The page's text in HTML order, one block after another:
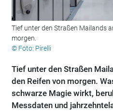
Tief unter den Straßen Mailands
morgen.
© Foto: Pirelli
Tief unter den Straßen
den Reifen von morgen.
schwarze Magie wirkt,
Messdaten und